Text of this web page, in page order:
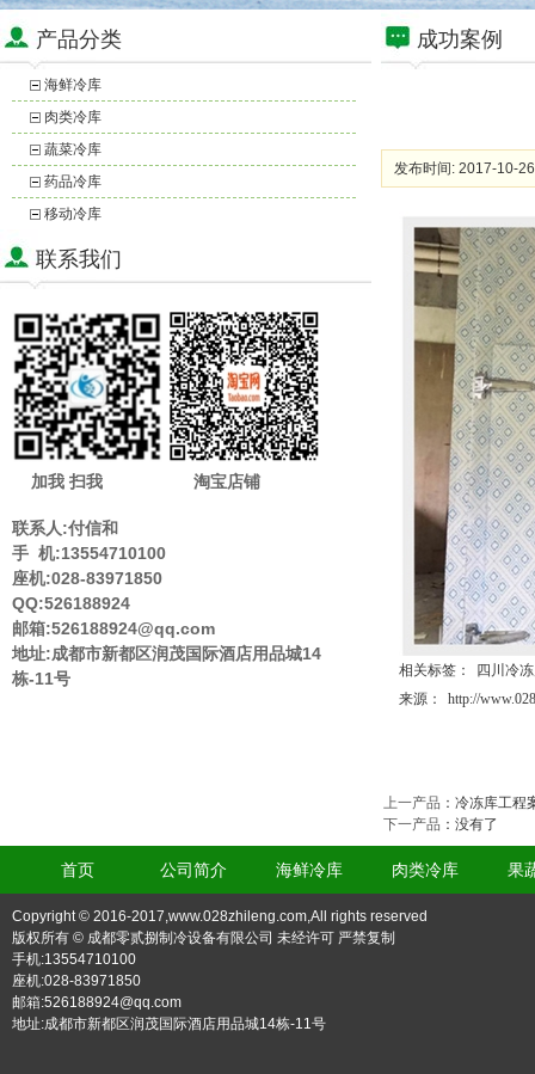
产品分类
海鲜冷库
肉类冷库
蔬菜冷库
药品冷库
移动冷库
联系我们
加我 扫我 淘宝店铺
联系人:付信和
手 机:13554710100
座机:028-83971850
QQ:526188924
邮箱:526188924@qq.com
地址:成都市新都区润茂国际酒店用品城14
栋-11号
成功案例
发布时间: 2017-10-
相关标签：
四川冷
来源：
http://
上一产品 ： 冷冻库工程
下一产品 ：没有了
首页 公司简介 海鲜冷库 肉类冷库 果
Copyright © 2016-2017,www.028zhileng.com,All rights reserved
版权所有 © 成都零贰捌制冷设备有限公司 未经许可 严禁复制
手机:13554710100
座机:028-83971850
邮箱:526188924@qq.com
地址:成都市新都区润茂国际酒店用品城14栋-11号